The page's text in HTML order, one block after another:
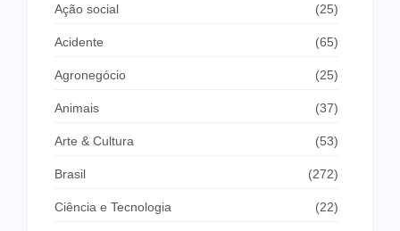
Ação social (25)
Acidente (65)
Agronegócio (25)
Animais (37)
Arte & Cultura (53)
Brasil (272)
Ciência e Tecnologia (22)